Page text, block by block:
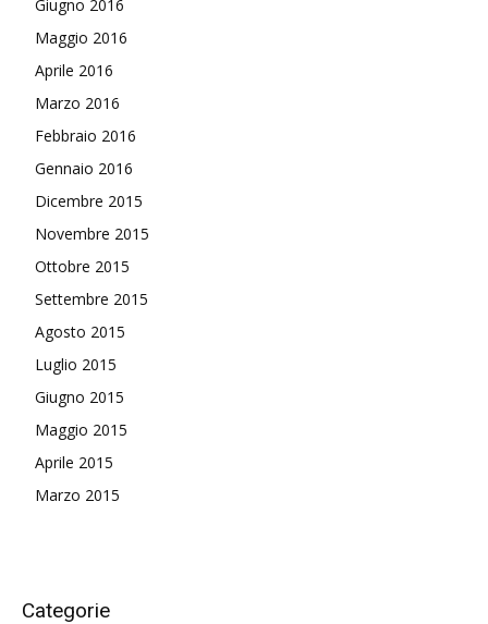
Giugno 2016
Maggio 2016
Aprile 2016
Marzo 2016
Febbraio 2016
Gennaio 2016
Dicembre 2015
Novembre 2015
Ottobre 2015
Settembre 2015
Agosto 2015
Luglio 2015
Giugno 2015
Maggio 2015
Aprile 2015
Marzo 2015
Categorie